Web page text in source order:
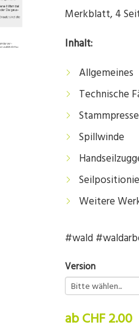
Merkblatt, 4
Inhalt:
Allgemeines
Technische
Stammpresse
Spillwinde
Weitere
#wald
Version
ab CHF 2.00